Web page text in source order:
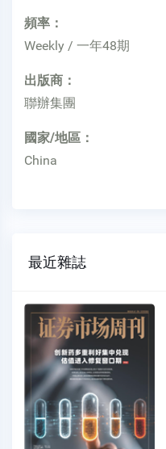
頻率：
Weekly / 一年48期
出版商：
聯辦集團
國家/地區：
China
最近雜誌